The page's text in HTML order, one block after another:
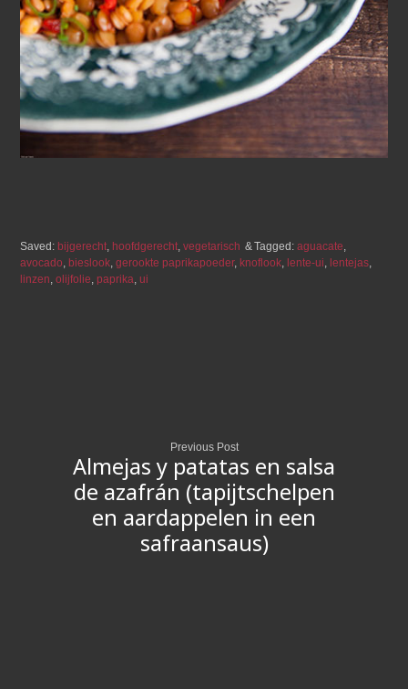
Saved:bijgerecht hoofdgerecht ,vegetarisch Tagged:aguacate
avocado ,bieslook ,gerookte paprikapoeder,knoflook ,lente-ui ,lentejas
linzen ,olijfolie ,paprika ,ui
Previous Post
Almejas y patatas en salsa
de azafrán (tapijtschelpen
en aardappelen in een
safraansaus)